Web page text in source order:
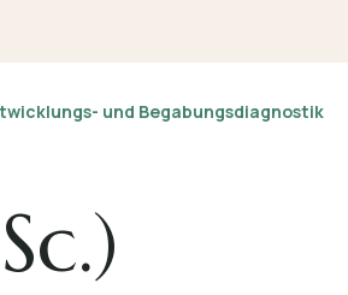
und Begabungsdiagnostik